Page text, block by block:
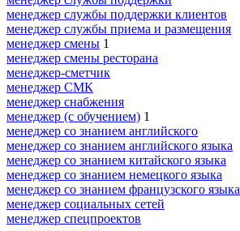
менеджер службы поддержки клиентов
менеджер службы приема и размещения
менеджер смены 1
менеджер смены ресторана
менеджер-сметчик
менеджер СМК
менеджер снабжения
менеджер (с обучением) 1
менеджер со знанием английского
менеджер со знанием английского языка
менеджер со знанием китайского языка
менеджер со знанием немецкого языка
менеджер со знанием французского языка
менеджер социальных сетей
менеджер спецпроектов